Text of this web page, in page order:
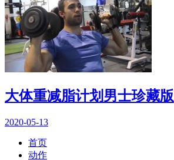
大体重减脂计划男士珍藏版
2020-05-13
首页
动作